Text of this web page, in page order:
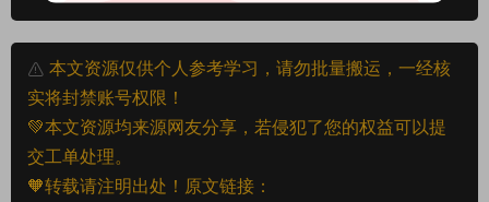
本文资源仅供个人参考学习，请勿批量搬运，一经核
实将封禁账号权限！
💚本文资源均来源网友分享，若侵犯了您的权益可以提
交工单处理。
🧡转载请注明出处！原文链接：